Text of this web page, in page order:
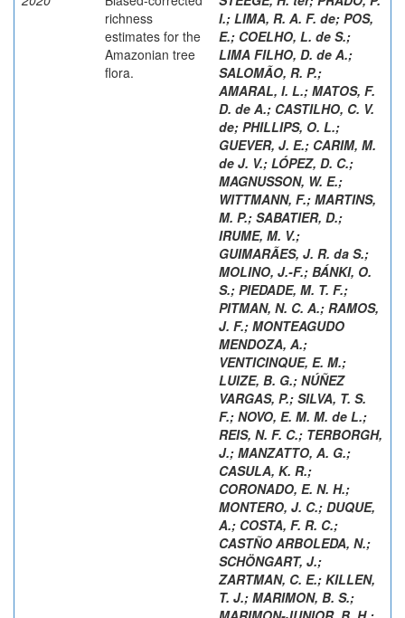
richness
estimates for the
Amazonian tree
flora.
I.; LIMA, R. A. F. de; POS,
E.; COELHO, L. de S.;
LIMA FILHO, D. de A.;
SALOMÃO, R. P.;
AMARAL, I. L.; MATOS, F.
D. de A.; CASTILHO, C. V.
de; PHILLIPS, O. L.;
GUEVER, J. E.; CARIM, M.
de J. V.; LÓPEZ, D. C.;
MAGNUSSON, W. E.;
WITTMANN, F.; MARTINS,
M. P.; SABATIER, D.;
IRUME, M. V.;
GUIMARÃES, J. R. da S.;
MOLINO, J.-F.; BÁNKI, O.
S.; PIEDADE, M. T. F.;
PITMAN, N. C. A.; RAMOS,
J. F.; MONTEAGUDO
MENDOZA, A.;
VENTICINQUE, E. M.;
LUIZE, B. G.; NÚÑEZ
VARGAS, P.; SILVA, T. S.
F.; NOVO, E. M. M. de L.;
REIS, N. F. C.; TERBORGH,
J.; MANZATTO, A. G.;
CASULA, K. R.;
CORONADO, E. N. H.;
MONTERO, J. C.; DUQUE,
A.; COSTA, F. R. C.;
CASTÑO ARBOLEDA, N.;
SCHÖNGART, J.;
ZARTMAN, C. E.; KILLEN,
T. J.; MARIMON, B. S.;